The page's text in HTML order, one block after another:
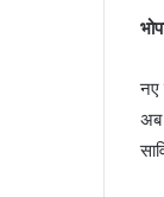
नए
अब